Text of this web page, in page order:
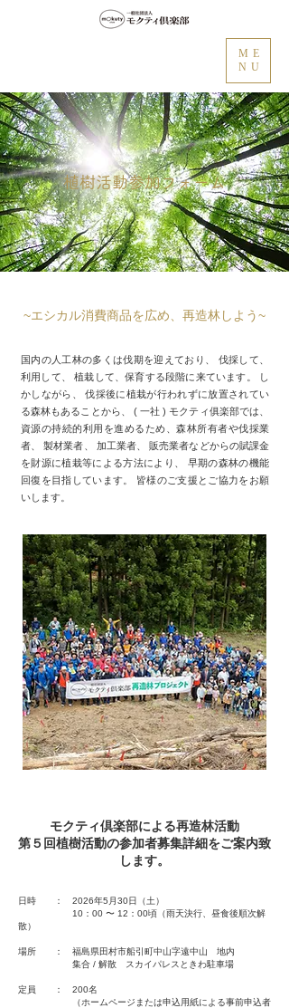
ME
NU
植樹活動参加フォーム
~エシカル消費商品を広め、再造林しよう~
国内の人工林の多くは伐期を迎えており、 伐採して、
利用して、 植栽して、保育する段階に来ています。 し
かしながら、 伐採後に植栽が行われずに放置されてい
る森林もあることから、 ( 一社 ) モクティ俱楽部では、
資源の持続的利用を進めるため、森林所有者や伐採業
者、 製材業者、 加工業者、 販売業者などからの賦課金
を財源に植栽等による方法により、 早期の森林の機能
回復を目指しています。 皆様のご支援とご協力をお願
いします。
モクティ倶楽部による再造林活動
第５回植樹活動の参加者募集詳細をご案内致
します。
日時 ： 2026年5月30日（土）
10：00 〜 12：00頃（雨天決行、昼食後順次解
散）
場所 ： 福島県田村市船引町中山字遠中山 地内
集合 / 解散 スカイパレスときわ駐車場
定員 ： 200名
（ホームページまたは申込用紙による事前申込者